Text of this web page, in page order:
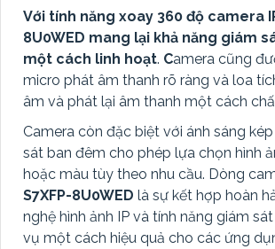
Với tính năng xoay 360 độ camera
8U0WED mang lại khả năng giám
một cách linh hoạt. Camera cũng
micro phát âm thanh rõ ràng và loa
âm và phát lại âm thanh một cách
Camera còn đặc biệt với ánh sáng
sát ban đêm cho phép lựa chọn hình
hoặc màu tùy theo nhu cầu. Dòng
S7XFP-8U0WED là sự kết hợp hoàn
nghệ hình ảnh IP và tính năng giám
vụ một cách hiệu quả cho các ứng